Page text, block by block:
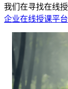
我们在寻找在线
企业在线授课平台